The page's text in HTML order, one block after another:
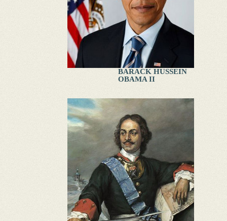
BARACK HUSSEIN
OBAMA II